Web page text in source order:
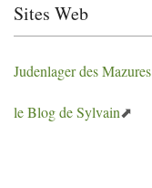
Sites Web
Judenlager des Mazures
le Blog de Sylvain